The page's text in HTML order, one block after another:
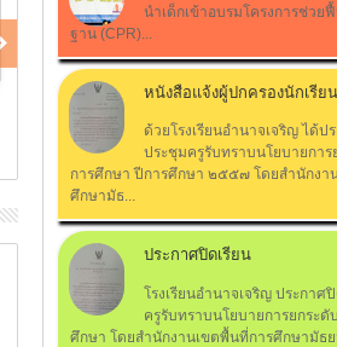
ผู้ตรวจราชการ กระทรวง
ศึกษาธิการ ดร. จิรพรรณ. ปุณ
โครงการอบร
ความรู้ เรื่องก
แวดล้อมธรรม
ศิลปกรรม
นำเด็กเข้าอบรมโครงการช่ว
ฐาน (CPR)...
หนังสือแจ้งผู้ปกครองนักเรียน
ด้วยโรงเรียนอำนาจเจริญ ได้ป
ประชุมครูรับทราบนโยบายกา
การศึกษา ปีการศึกษา ๒๕๕๗ โดยสำนักงา
ศึกษามัธ...
ประกาศปิดเรียน
โรงเรียนอำนาจเจริญ ประกาศ
ครูรับทราบนโยบายการยกระ
ศึกษา โดยสำนักงานเขตพื้นที่การศึกษามัธ